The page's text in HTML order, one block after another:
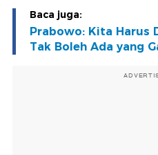
Baca juga:
Prabowo: Kita Harus
Tak Boleh Ada yang